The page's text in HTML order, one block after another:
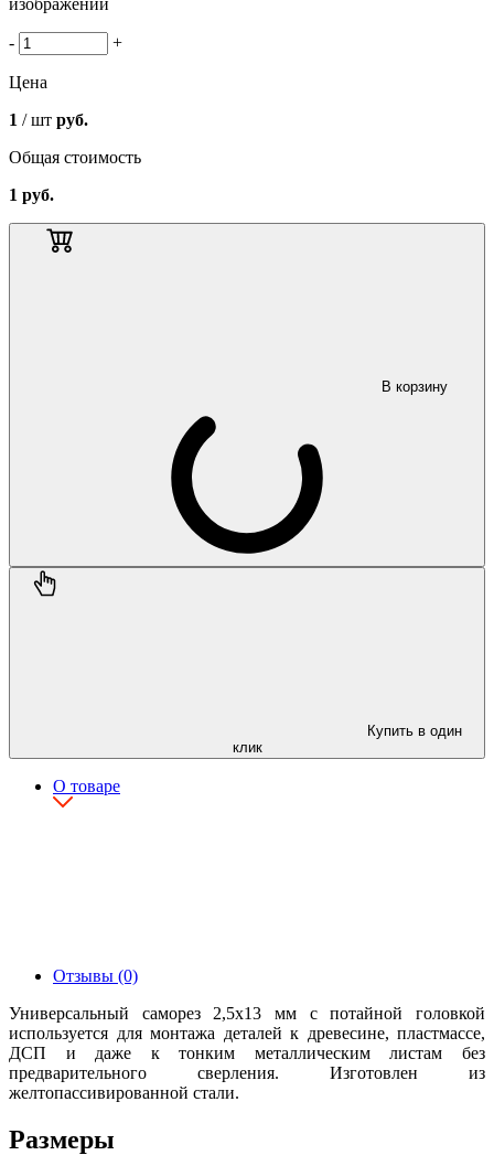
- +
Цена
1 / шт руб.
Общая стоимость
1 руб.
В корзину
Купить в один
клик
О товаре
Отзывы (0)
Универсальный саморез 2,5х13 мм с потайной головкой
используется для монтажа деталей к древесине, пластмассе,
ДСП и даже к тонким металлическим листам без
предварительного сверления. Изготовлен из
желтопассивированной стали.
Размеры